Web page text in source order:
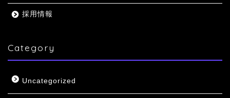
採用情報
Category
Uncategorized